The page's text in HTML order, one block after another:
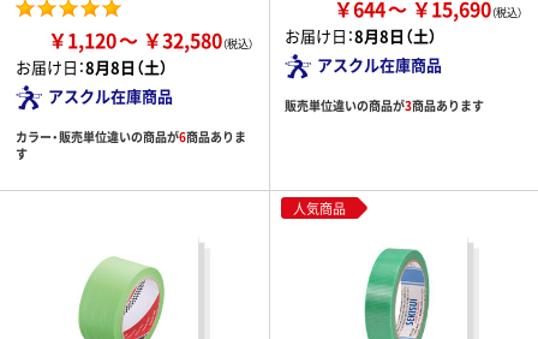
￥1,120 ￥32,580
お届け日：8月8日（土）
アスクル在庫商品
カラー・販売単位違いの商品が6商品ありま
す
￥644 ￥15,690
お届け日：8月8日（土）
アスクル在庫商品
販売単位違いの商品が3商品あります
人気商品